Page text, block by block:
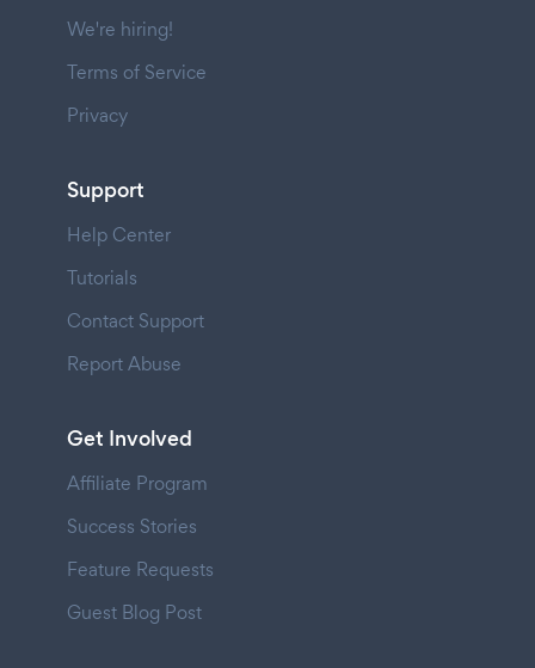
We're hiring!
Terms of Service
Privacy
Support
Help Center
Tutorials
Contact Support
Report Abuse
Get Involved
Affiliate Program
Success Stories
Feature Requests
Guest Blog Post